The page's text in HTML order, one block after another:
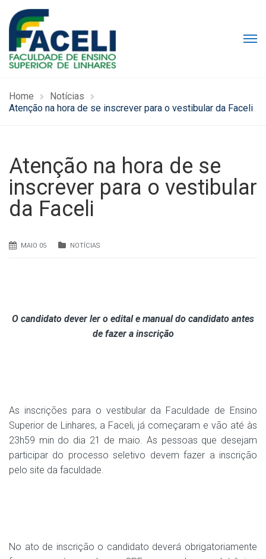
Home
Notícias
Atenção na hora de se inscrever para o vestibular da Faceli
Atenção na hora de se
inscrever para o vestibular
da Faceli
MAIO 05 NOTÍCIAS
O candidato dever ler o edital e manual do candidato antes
de fazer a inscrição
As inscrições para o vestibular da Faculdade de Ensino
Superior de Linhares, a Faceli, já começaram e vão até às
23h59 min do dia 21 de maio. As pessoas que desejam
participar do processo seletivo devem fazer a inscrição
pelo site da faculdade.
No ato de inscrição o candidato deverá obrigatoriamente